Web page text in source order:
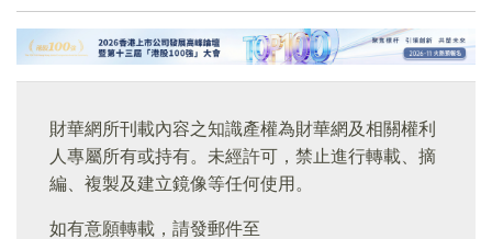
財華網所刊載內容之知識產權為財華網及相關權利
人專屬所有或持有。未經許可，禁止進行轉載、摘
編、複製及建立鏡像等任何使用。
如有意願轉載，請發郵件至